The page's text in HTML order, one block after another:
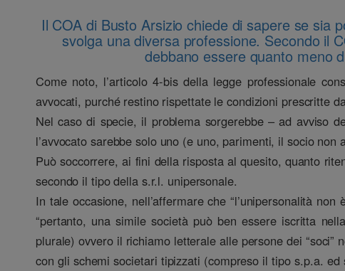
Il COA di Busto Arsizio chiede di sapere se sia
svolga una diversa professione. Secondo il
debbano essere quanto meno
Come noto, l’articolo 4-bis della legge professionale
avvocati, purché restino rispettate le condizioni prescritte
Nel caso di specie, il problema sorgerebbe – ad avviso
l’avvocato sarebbe solo uno (e uno, parimenti, il socio non
Può soccorrere, ai fini della risposta al quesito, quanto
secondo il tipo della s.r.l. unipersonale.
In tale occasione, nell’affermare che “l’unipersonalità
“pertanto, una simile società può ben essere iscritta
plurale) ovvero il richiamo letterale alle persone dei
con gli schemi societari tipizzati (compreso il tipo s.p.a.